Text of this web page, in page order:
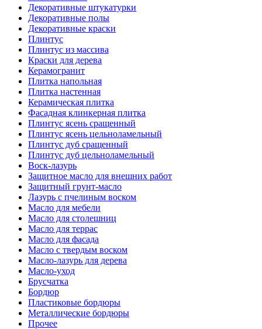
Декоративные штукатурки
Декоративные полы
Декоративные краски
Плинтус
Плинтус из массива
Краски для дерева
Керамогранит
Плитка напольная
Плитка настенная
Керамическая плитка
Фасадная клинкерная плитка
Плинтус ясень сращенный
Плинтус ясень цельноламельный
Плинтус дуб сращенный
Плинтус дуб цельноламельный
Воск-лазурь
Защитное масло для внешних работ
Защитный грунт-масло
Лазурь с пчелиным воском
Масло для мебели
Масло для столешниц
Масло для террас
Масло для фасада
Масло с твердым воском
Масло-лазурь для дерева
Масло-уход
Брусчатка
Бордюр
Пластиковые бордюры
Металлические бордюры
Прочее